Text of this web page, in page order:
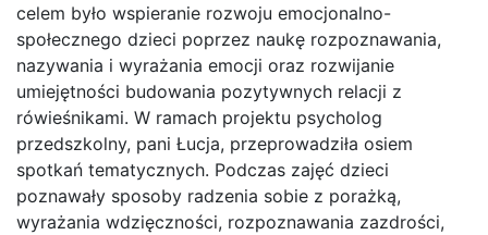
celem było wspieranie rozwoju emocjonalno-
społecznego dzieci poprzez naukę rozpoznawania,
nazywania i wyrażania emocji oraz rozwijanie
umiejętności budowania pozytywnych relacji z
rówieśnikami. W ramach projektu psycholog
przedszkolny, pani Łucja, przeprowadziła osiem
spotkań tematycznych. Podczas zajęć dzieci
poznawały sposoby radzenia sobie z porażką,
wyrażania wdzięczności, rozpoznawania zazdrości,